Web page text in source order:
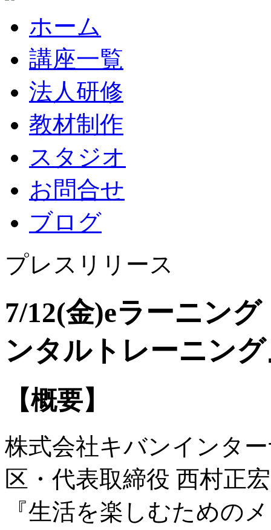
ホーム
講座一覧
法人研修
教材制作
スタジオ
お問合せ
ブログ
プレスリリース
7/12(金)eラーニン
ンタルトレーニン
【概要】
株式会社キバンインタ
区・代表取締役 西村正
『生活を楽しむための